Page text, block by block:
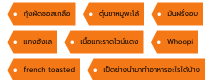
กุ้งผัดซอสเกลือ ตุ๋นขาหมูพะโล้ มันฝรั่งอบ
แกงฮังเล เนื้อแกะราดไวน์แดง Whoopi
french toasted เป็ดย่างนำมาทำอาหารอะไรได้บ้าง